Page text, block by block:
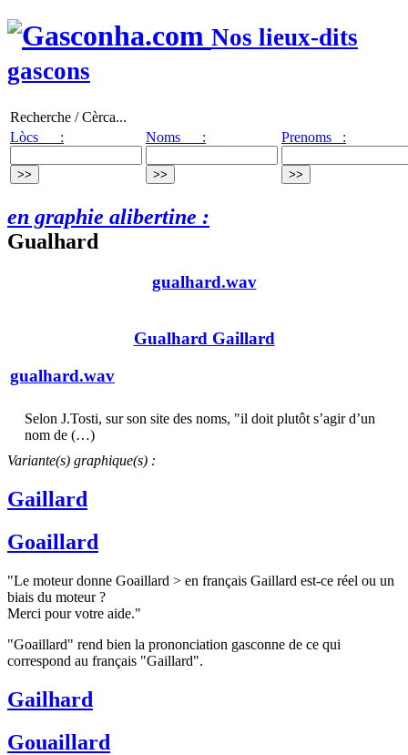
Nos lieux-dits
gascons
Recherche / Cèrca...
Lòcs :
Noms : Prenoms :
en graphie alibertine :
Gualhard
gualhard.wav
Gualhard Gaillard
gualhard.wav
Selon J.Tosti, sur son site des noms, "il doit plutôt s’agir d’un
nom de (…)
Variante(s) graphique(s) :
Gaillard
Goaillard
"Le moteur donne Goaillard > en français Gaillard est-ce réel ou un
biais du moteur ?
Merci pour votre aide."
"Goaillard" rend bien la prononciation gasconne de ce qui
correspond au français "Gaillard".
Gailhard
Gouaillard